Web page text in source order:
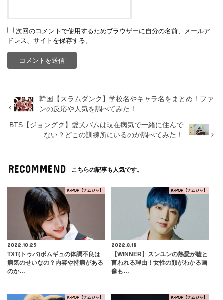
次回のコメントで使用するためブラウザーに自分の名前、メールア
ドレス、サイトを保存する。
韓国【スラムダンク】学校名やキャラ名をまとめ！ファ
ンの反応や人気を調べてみた！
BTS【ジョングク】愛犬バムは現在病気で一緒に住んで
ない？どこの訓練所にいるのか調べてみた！
RECOMMEND こちらの記事も人気です。
K-POP【ナムジャ】
2022.10.25
TXT(トゥバ)ボムギュの体調不良は
病気のせいなの？内容や持病がある
のか…
K-POP【ナムジャ】
2022.8.18
【WINNER】スンユンの熱愛が嘘と
言われる理由！女性の顔がわかる画
像も…
K-POP【ナムジャ】 K-POP【ナムジャ】